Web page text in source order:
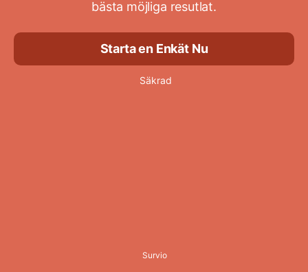
bästa möjliga resutlat.
Starta en Enkät Nu
Säkrad
Survio